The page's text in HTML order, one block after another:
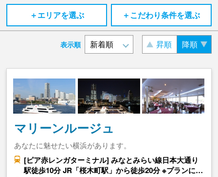
＋エリアを選ぶ
＋こだわり条件を選ぶ
表示順 昇順 降順
マリーンルージュ
あなたに魅せたい横浜があります。
[ピア赤レンガターミナル] みなとみらい線日本大通り
駅徒歩10分 JR「桜木町駅」から徒歩20分 ※プランに…